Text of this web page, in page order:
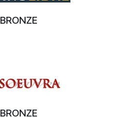
BRONZE
BRONZE